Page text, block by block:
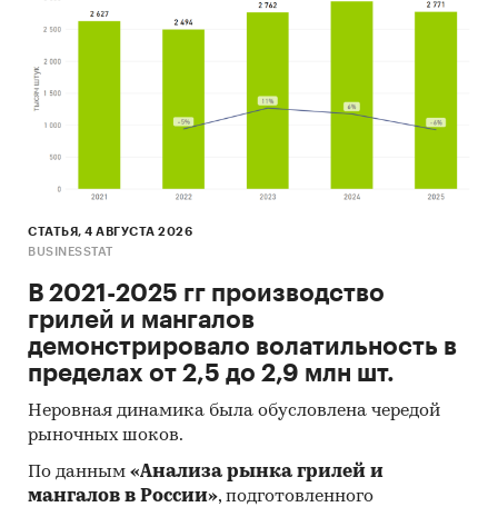
СТАТЬЯ, 4 АВГУСТА 2026
BUSINESSTAT
В 2021-2025 гг производство
грилей и мангалов
демонстрировало волатильность в
пределах от 2,5 до 2,9 млн шт.
Неровная динамика была обусловлена чередой
рыночных шоков.
По данным «Анализа рынка грилей и
мангалов в России», подготовленного